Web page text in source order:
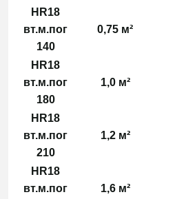
HR18
вт.м.пог
140
0,75 м²
HR18
вт.м.пог
180
1,0 м²
HR18
вт.м.пог
210
1,2 м²
HR18
вт.м.пог
1,6 м²